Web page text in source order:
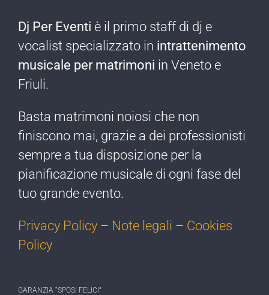
Dj Per Eventi è il primo staff di dj e
vocalist specializzato in intrattenimento
musicale per matrimoni in Veneto e
Friuli.
Basta matrimoni noiosi che non
finiscono mai, grazie a dei professionisti
sempre a tua disposizione per la
pianificazione musicale di ogni fase del
tuo grande evento.
Privacy Policy – Note legali – Cookies
Policy
GARANZIA “SPOSI FELICI”